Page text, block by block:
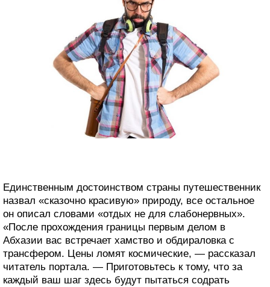
Единственным достоинством страны путешественник
назвал «сказочно красивую» природу, все остальное
он описал словами «отдых не для слабонервных».
«После прохождения границы первым делом в
Абхазии вас встречает хамство и обдираловка с
трансфером. Цены ломят космические, — рассказал
читатель портала. — Приготовьтесь к тому, что за
каждый ваш шаг здесь будут пытаться содрать